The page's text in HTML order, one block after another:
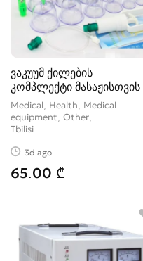
ვაკუუმ ქილების
კომპლექტი მასაჟისთვის
Medical, Health, Medical
equipment, Other
Tbilisi
3d ago
65.00 ₾